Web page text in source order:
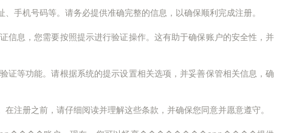
号码等。请务必提供准确完整的信息，以确保顺利完成注册。
，您需要按照提示进行验证操作。这有助于确保账户的安全性，并
功能。请根据系统的提示设置相关选项，并妥善保管相关信息，确
之前，请仔细阅读并理解这些条款，并确保您同意并愿意遵守。